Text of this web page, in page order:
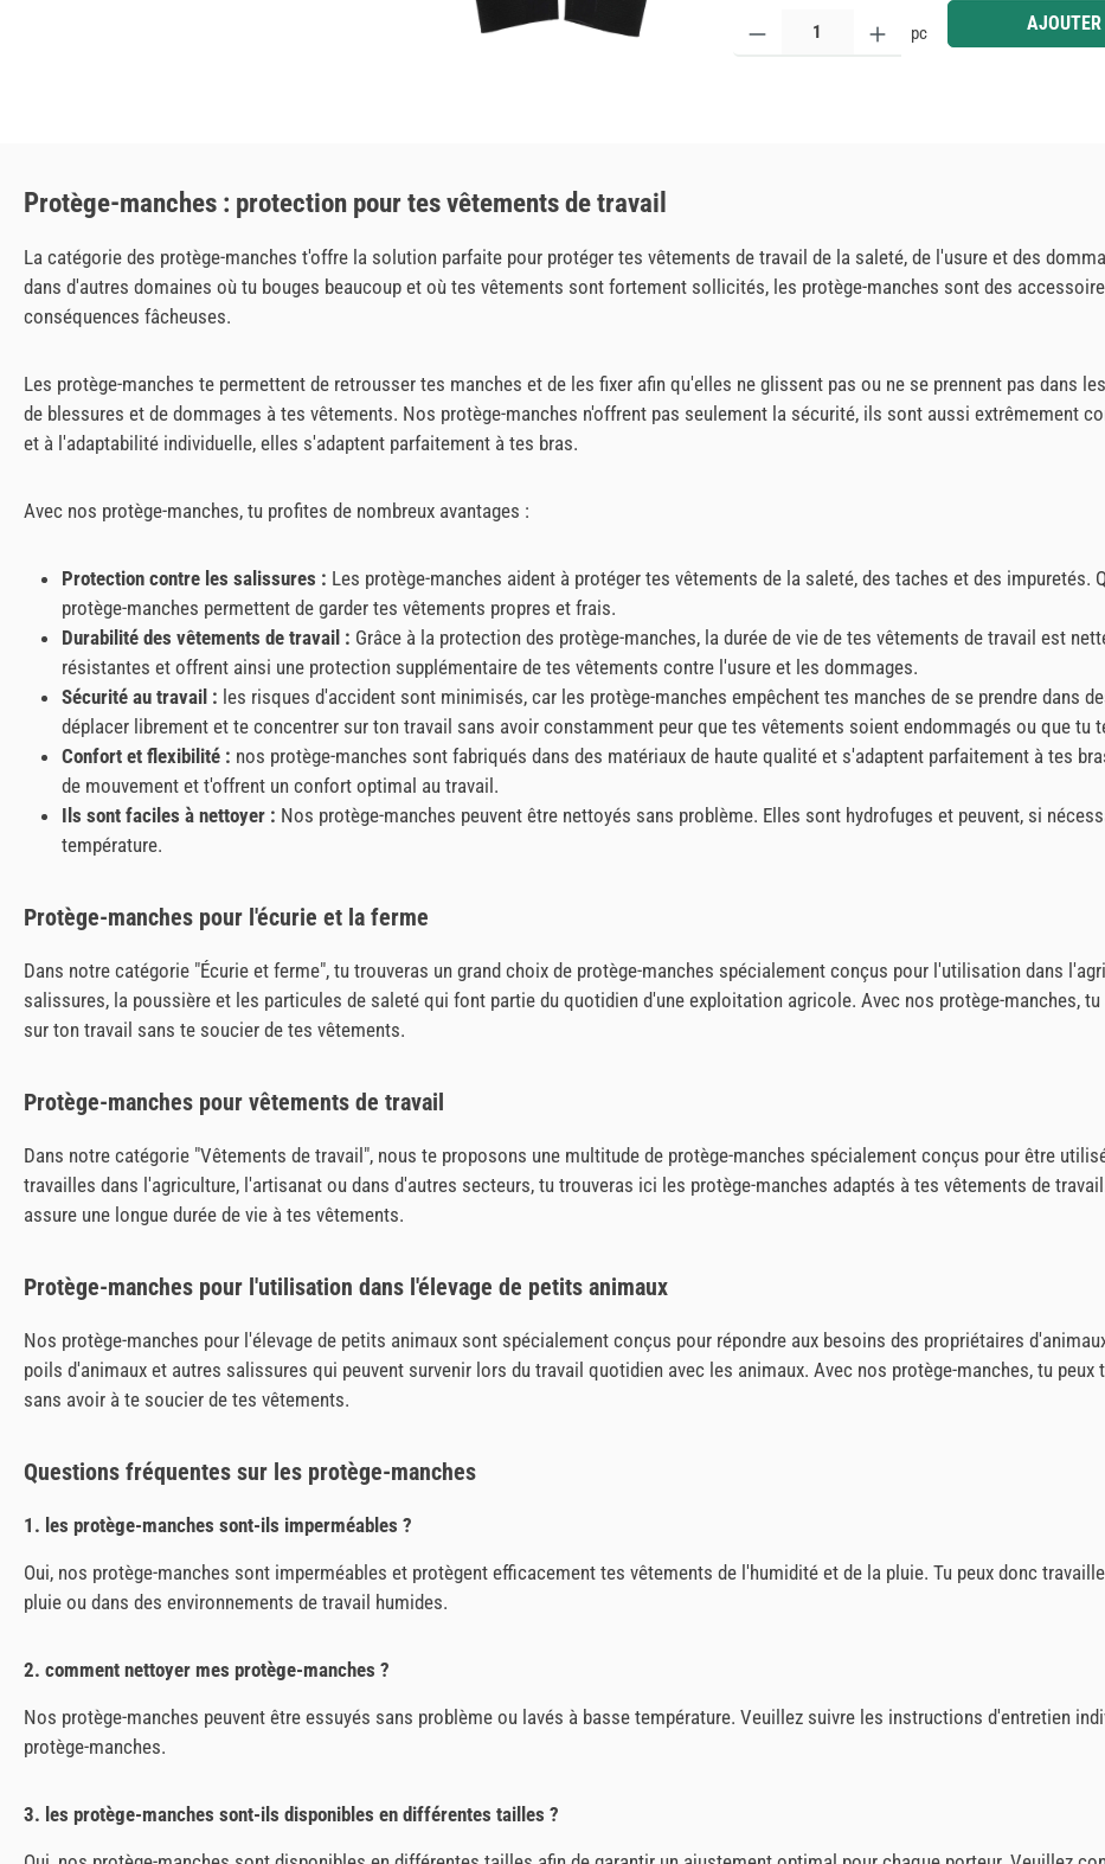
Quantité de produit : Entrez la quantité souhaitée ou
pc
Protège-manches : protection pour tes vêtements de travail
La catégorie des protège-manches t'offre la solution parfaite pour protéger tes vêtements de travail de la saleté, de l'usure et des
dans d'autres domaines où tu bouges beaucoup et où tes vêtements sont fortement sollicités, les protège-manches sont des
conséquences fâcheuses.
Les protège-manches te permettent de retrousser tes manches et de les fixer afin qu'elles ne glissent pas ou ne se prennent pas dans
de blessures et de dommages à tes vêtements. Nos protège-manches n'offrent pas seulement la sécurité, ils sont aussi extrêmement
et à l'adaptabilité individuelle, elles s'adaptent parfaitement à tes bras.
Avec nos protège-manches, tu profites de nombreux avantages :
Protection contre les salissures : Les protège-manches aident à protéger tes vêtements de la saleté, des taches et des impuretés.
protège-manches permettent de garder tes vêtements propres et frais.
Durabilité des vêtements de travail : Grâce à la protection des protège-manches, la durée de vie de tes vêtements de travail est
résistantes et offrent ainsi une protection supplémentaire de tes vêtements contre l'usure et les dommages.
Sécurité au travail : les risques d'accident sont minimisés, car les protège-manches empêchent tes manches de se prendre dans
déplacer librement et te concentrer sur ton travail sans avoir constamment peur que tes vêtements soient endommagés ou que tu
Confort et flexibilité : nos protège-manches sont fabriqués dans des matériaux de haute qualité et s'adaptent parfaitement à tes
de mouvement et t'offrent un confort optimal au travail.
Ils sont faciles à nettoyer : Nos protège-manches peuvent être nettoyés sans problème. Elles sont hydrofuges et peuvent, si
température.
Protège-manches pour l'écurie et la ferme
Dans notre catégorie "Écurie et ferme", tu trouveras un grand choix de protège-manches spécialement conçus pour l'utilisation dans
salissures, la poussière et les particules de saleté qui font partie du quotidien d'une exploitation agricole. Avec nos protège-manches,
sur ton travail sans te soucier de tes vêtements.
Protège-manches pour vêtements de travail
Dans notre catégorie "Vêtements de travail", nous te proposons une multitude de protège-manches spécialement conçus pour être
travailles dans l'agriculture, l'artisanat ou dans d'autres secteurs, tu trouveras ici les protège-manches adaptés à tes vêtements de
assure une longue durée de vie à tes vêtements.
Protège-manches pour l'utilisation dans l'élevage de petits animaux
Nos protège-manches pour l'élevage de petits animaux sont spécialement conçus pour répondre aux besoins des propriétaires
poils d'animaux et autres salissures qui peuvent survenir lors du travail quotidien avec les animaux. Avec nos protège-manches, tu
sans avoir à te soucier de tes vêtements.
Questions fréquentes sur les protège-manches
1. les protège-manches sont-ils imperméables ?
Oui, nos protège-manches sont imperméables et protègent efficacement tes vêtements de l'humidité et de la pluie. Tu peux donc
pluie ou dans des environnements de travail humides.
2. comment nettoyer mes protège-manches ?
Nos protège-manches peuvent être essuyés sans problème ou lavés à basse température. Veuillez suivre les instructions d'entretien
protège-manches.
3. les protège-manches sont-ils disponibles en différentes tailles ?